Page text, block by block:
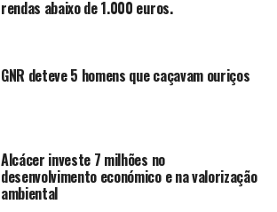
rendas abaixo de 1.000 euros.
GNR deteve 5 homens que caçavam ouriços
Alcácer investe 7 milhões no
desenvolvimento económico e na valorização
ambiental